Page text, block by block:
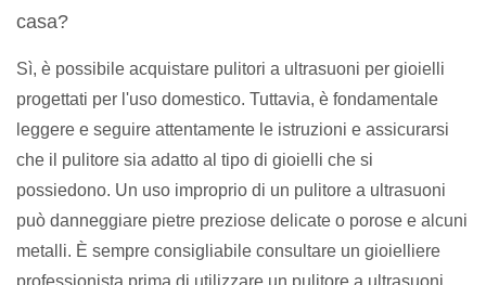
casa?
Sì, è possibile acquistare pulitori a ultrasuoni per gioielli
progettati per l'uso domestico. Tuttavia, è fondamentale
leggere e seguire attentamente le istruzioni e assicurarsi
che il pulitore sia adatto al tipo di gioielli che si
possiedono. Un uso improprio di un pulitore a ultrasuoni
può danneggiare pietre preziose delicate o porose e alcuni
metalli. È sempre consigliabile consultare un gioielliere